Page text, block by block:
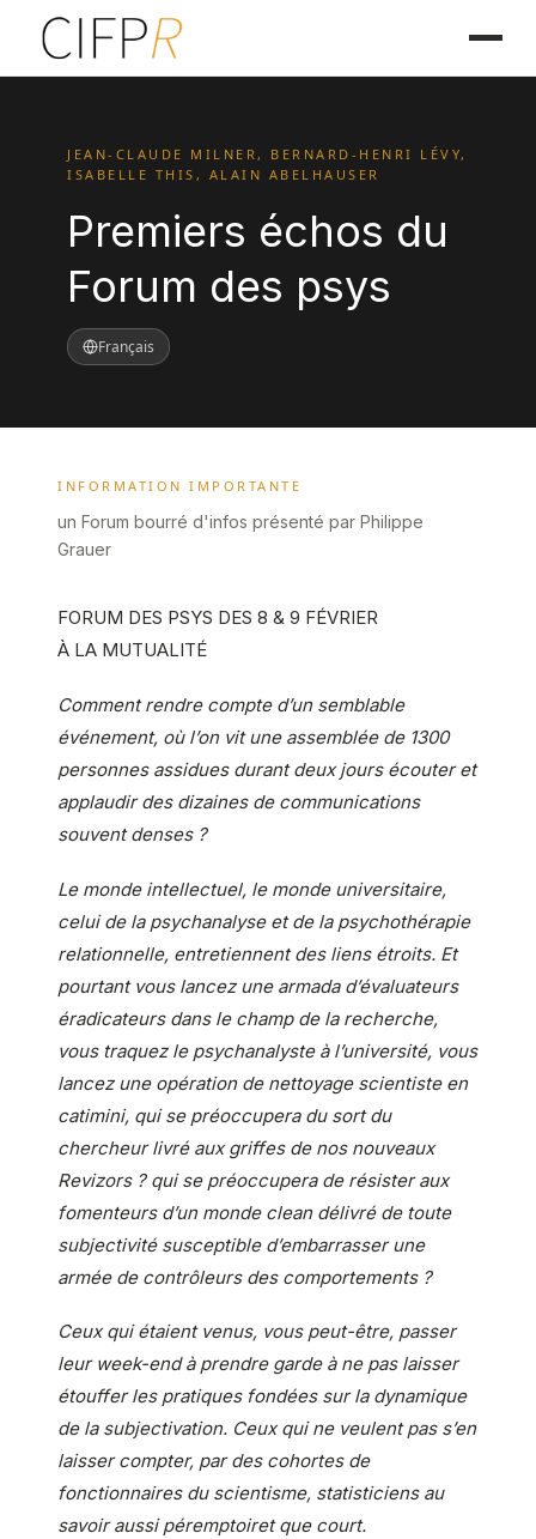
JEAN-CLAUDE MILNER, BERNARD-HENRI LÉVY,
ISABELLE THIS, ALAIN ABELHAUSER
Premiers échos du
Forum des psys
Français
INFORMATION IMPORTANTE
un Forum bourré d'infos présenté par Philippe
Grauer
FORUM DES PSYS DES 8 & 9 FÉVRIER
À LA MUTUALITÉ
Comment rendre compte d’un semblable
événement, où l’on vit une assemblée de 1300
personnes assidues durant deux jours écouter et
applaudir des dizaines de communications
souvent denses ?
Le monde intellectuel, le monde universitaire,
celui de la psychanalyse et de la psychothérapie
relationnelle, entretiennent des liens étroits. Et
pourtant vous lancez une armada d’évaluateurs
éradicateurs dans le champ de la recherche,
vous traquez le psychanalyste à l’université, vous
lancez une opération de nettoyage scientiste en
catimini, qui se préoccupera du sort du
chercheur livré aux griffes de nos nouveaux
Revizors ? qui se préoccupera de résister aux
fomenteurs d’un monde clean délivré de toute
subjectivité susceptible d’embarrasser une
armée de contrôleurs des comportements ?
Ceux qui étaient venus, vous peut-être, passer
leur week-end à prendre garde à ne pas laisser
étouffer les pratiques fondées sur la dynamique
de la subjectivation. Ceux qui ne veulent pas s’en
laisser compter, par des cohortes de
fonctionnaires du scientisme, statisticiens au
savoir aussi péremptoiret que court.